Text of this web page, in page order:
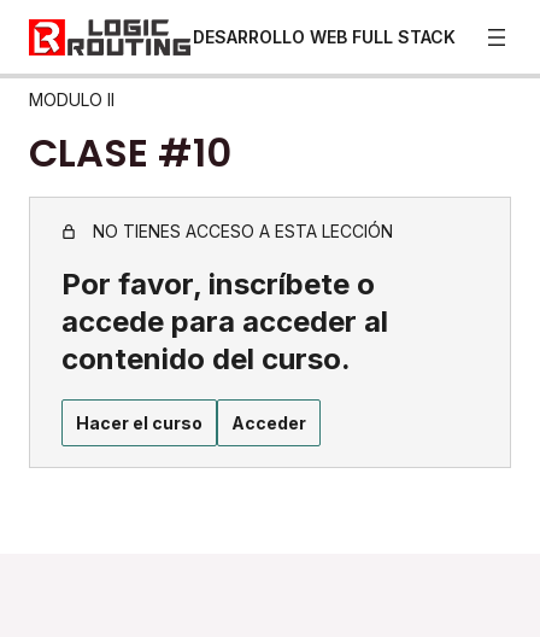
DESARROLLO WEB FULL STACK
MODULO II
CLASE #10
NO TIENES ACCESO A ESTA LECCIÓN
Por favor, inscríbete o
accede para acceder al
contenido del curso.
Hacer el curso Acceder